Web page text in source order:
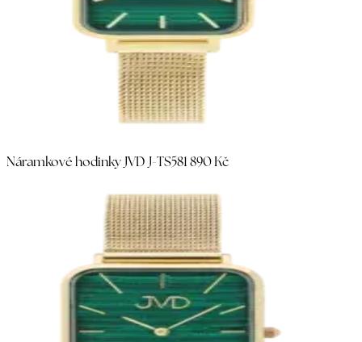
Náramkové hodinky JVD J-TS581 890 Kč